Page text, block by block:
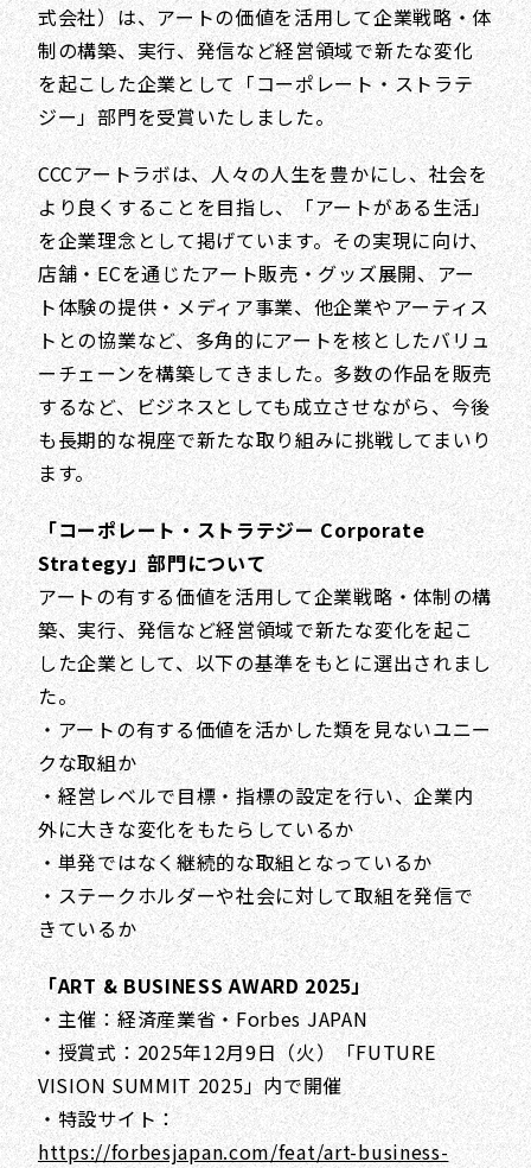
式会社）は、アートの価値を活用して企業戦略・体
制の構築、実行、発信など経営領域で新たな変化
を起こした企業として「コーポレート・ストラテ
ジー」部門を受賞いたしました。
CCCアートラボは、人々の人生を豊かにし、社会を
より良くすることを目指し、「アートがある生活」
を企業理念として掲げています。その実現に向け、
店舗・ECを通じたアート販売・グッズ展開、アー
ト体験の提供・メディア事業、他企業やアーティス
トとの協業など、多角的にアートを核としたバリュ
ーチェーンを構築してきました。多数の作品を販売
するなど、ビジネスとしても成立させながら、今後
も長期的な視座で新たな取り組みに挑戦してまいり
ます。
「コーポレート・ストラテジー Corporate
Strategy」部門について
アートの有する価値を活用して企業戦略・体制の構
築、実行、発信など経営領域で新たな変化を起こ
した企業として、以下の基準をもとに選出されまし
た。
・アートの有する価値を活かした類を見ないユニー
クな取組か
・経営レベルで目標・指標の設定を行い、企業内
外に大きな変化をもたらしているか
・単発ではなく継続的な取組となっているか
・ステークホルダーや社会に対して取組を発信で
きているか
「ART & BUSINESS AWARD 2025」
・主催：経済産業省・Forbes JAPAN
・授賞式：2025年12月9日（火）「FUTURE
VISION SUMMIT 2025」内で開催
・特設サイト：
https://forbesjapan.com/feat/art-business-